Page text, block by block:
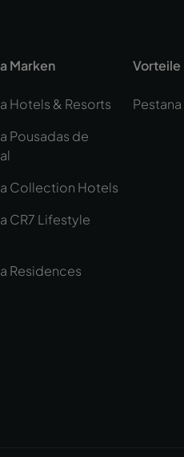
Marken
Hotels & Resorts
Pousadas de
Collection Hotels
CR7 Lifestyle
Residences
Vorteile